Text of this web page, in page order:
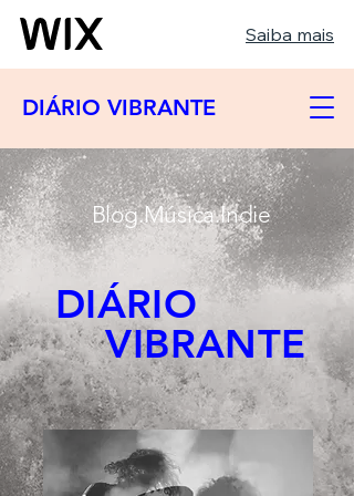
Saiba mais